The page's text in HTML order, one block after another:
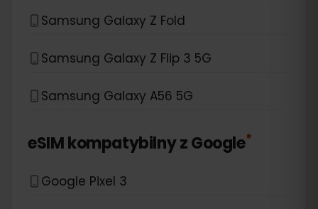
Samsung Galaxy Z Fold
Samsung Galaxy Z Flip 3 5G
Samsung Galaxy A56 5G
eSIM kompatybilny zGoogle*
Google Pixel 3